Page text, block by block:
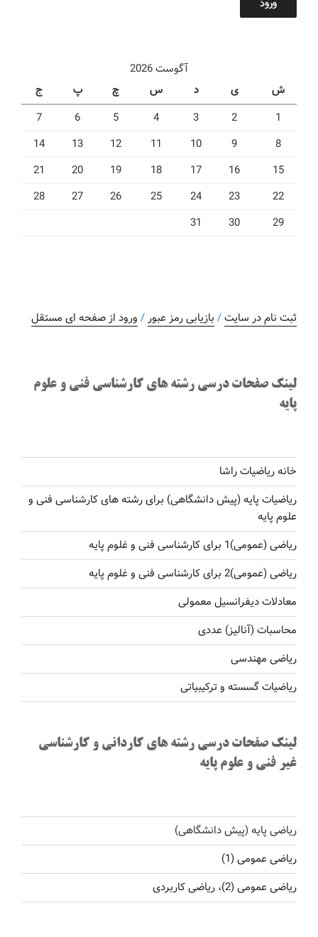
ورود
آگوست 2026
ش
ی د س چ پ
ج
1
2
3
4
5
6
7
8
9
10
11
12
13
14
15
16
17
18
19
20
21
22
23
24
25
26
27
28
29
30
31
ثبت نام در سایت/ بازیابی رمز عبور/ ورود از صفحه ای مستقل
لینک صفحات درسی رشته های کارشناسی فنی و علوم
پایه
خانه ریاضیات راشا
ریاضیات پایه (پیش دانشگاهی) برای رشته های کارشناسی فنی و
علوم پایه
ریاضی (عمومی)1 برای کارشناسی فنی و غلوم پایه
ریاضی (عمومی)2 برای کارشناسی فنی و غلوم پایه
معادلات دیفرانسیل معمولی
محاسبات (آنالیز) عددی
ریاضی مهندسی
ریاضیات گسسته و ترکیبیاتی
لینک صفحات درسی رشته های کاردانی و کارشناسی
غیر فنی و علوم پایه
ریاضی پایه (پیش دانشگاهی)
ریاضی عمومی (1)
ریاضی عمومی (2)، ریاضی کاربردی